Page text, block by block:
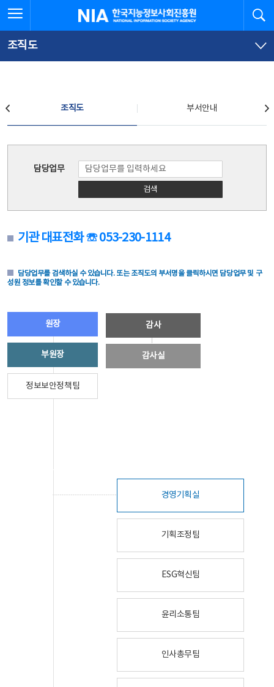
문
로
가
체
뉴
바
가
한국지능정보사회진흥원
조직도
조직도 부서안내
담당업무
검색
기관 대표전화 ☏ 053-230-1114
담당업무를 검색하실 수 있습니다. 또는 조직도의 부서명을 클릭하시면 담당업무 및 구
성원 정보를 확인할 수 있습니다.
원장
부원장
정보보안정책팀
감사
감사실
경영기획실
기획조정팀
ESG혁신팀
윤리소통팀
인사총무팀